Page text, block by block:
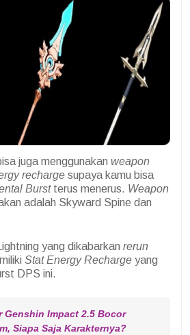
juga menggunakan weapon
recharge supaya kamu bisa
Burstterus menerus. Weapon
adalah Skyward Spine dan
yang dikabarkan rerun
Stat Energy Recharge yang
DPS ini.
Genshin Impact 2.5 Bocor
Siapa Saja Karakternya?